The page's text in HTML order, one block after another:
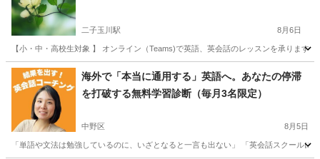
二子玉川駅 8月6日
【小・中・高校生対象 】 オンライン（Teams)で英語、英会話のレッスンを承りま
東京 世田谷区 二子玉川駅 英語/基礎英語 オンライン
海外で「本当に通用する」英語へ。あなたの停滞
を打破する無料学習診断（毎月3名限定）
中野区 8月5日
「単語や文法は勉強しているのに、いざとなると一言も出ない」 「英会話スクール